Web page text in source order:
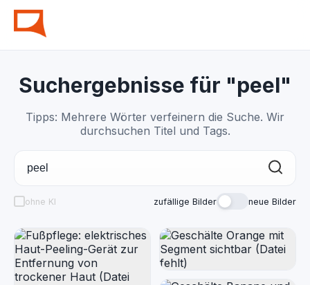
Suchergebnisse für "peel"
Tipps: Mehrere Wörter verfeinern die Suche. Wir
durchsuchen Titel und Tags.
ohne KI zufällige Bilder neue Bilder